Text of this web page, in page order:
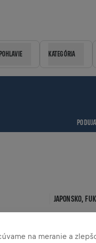
POHLAVIE KATEGÓRIA
JAPONSKO,
na meranie a